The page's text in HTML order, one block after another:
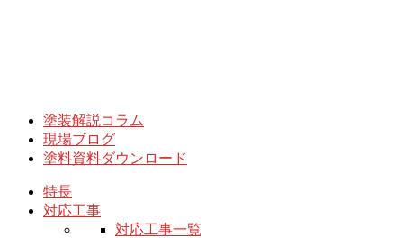
塗装解説コラム
現場ブログ
塗料資料ダウンロード
特長
対応工事
対応工事一覧